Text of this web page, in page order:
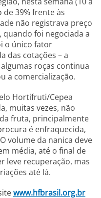
de 39% frente às
não registrava preço
quando foi negociada a
o único fator
das cotações – a
roças continua
a comercialização.
Hortifruti/Cepea
muitas vezes, não
fruta, principalmente
é enfraquecida,
volume da nanica deve
média, até o final de
leve recuperação, mas
até lá.
www.hfbrasil.org.br